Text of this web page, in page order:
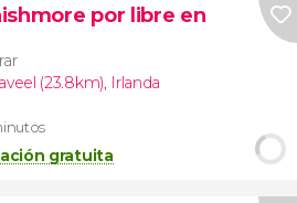
por libre en
(23.8km), Irlanda
gratuita